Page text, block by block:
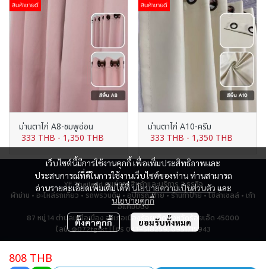
สินค้าขายดี
ม่านตาไก่ A8-ชมพูอ่อน
333 THB - 1,350 THB
สินค้าขายดี
ม่านตาไก่ A10-ครีม
333 THB - 1,350 THB
808 THB
เว็บไซต์นี้มีการใช้งานคุกกี้ เพื่อเพิ่มประสิทธิภาพและ
ประสบการณ์ที่ดีในการใช้งานเว็บไซต์ของท่าน ท่านสามารถ
อ่านรายละเอียดเพิ่มเติมได้ที่นโยบายความเป็นส่วนตัว และ
นโยบายคุกกี้
ตั้งค่าคุกกี้ ยอมรับทั้งหมด
YF Thailand ศูนย์รวมสินค้าและบริการ 7 ธุรกิจ
ผ้าม่าน • อะไหล่รถเกี่ยว • รถพรวนดิน • อุปกรณ์ป้าย • ร้านทำป้าย • โซล่าเซลล์ • เก้า
อี้แคมป์ปิ้ง
87 หมู่ 14 ตำบลเหนือเมือง อำเภอเมืองร้อยเอ็ด จังหวัดร้อยเอ็ด 45000
ไลน์: @072tgskt | โทร 043-518259, 0951715943